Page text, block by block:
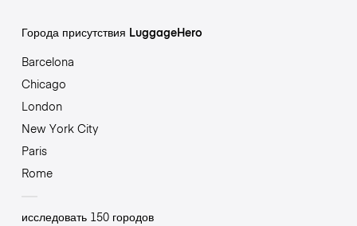
Города присутствия LuggageHero
Barcelona
Chicago
London
New York City
Paris
Rome
исследовать 150 городов